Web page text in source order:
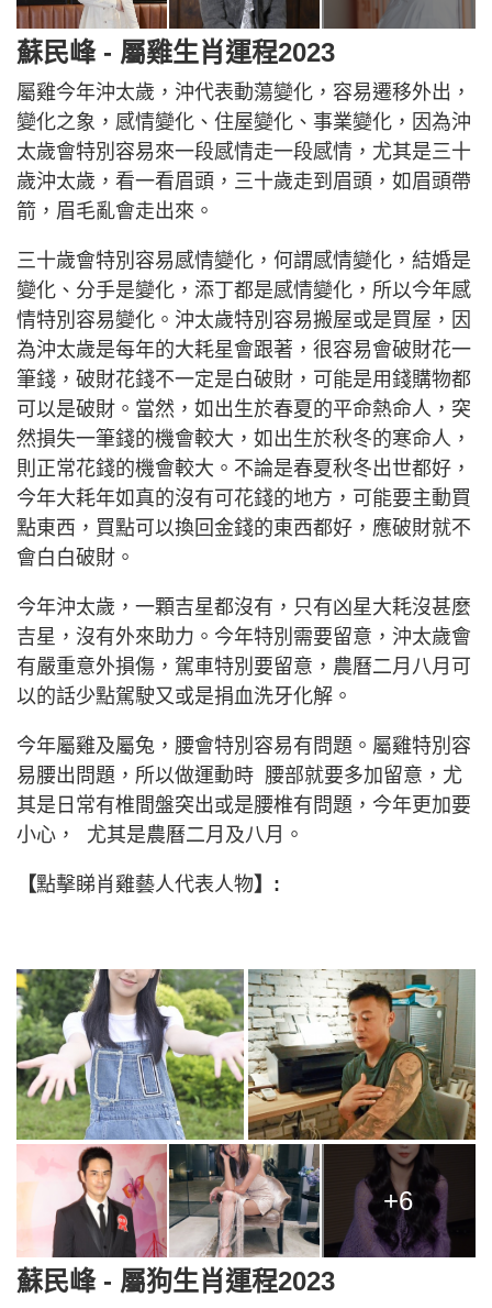
蘇民峰 - 屬雞生肖運程2023
屬雞今年沖太歲，沖代表動蕩變化，容易遷移外出，
變化之象，感情變化、住屋變化、事業變化，因為沖
太歲會特別容易來一段感情走一段感情，尤其是三十
歲沖太歲，看一看眉頭，三十歲走到眉頭，如眉頭帶
箭，眉毛亂會走出來。
三十歲會特別容易感情變化，何謂感情變化，結婚是
變化、分手是變化，添丁都是感情變化，所以今年感
情特別容易變化。沖太歲特別容易搬屋或是買屋，因
為沖太歲是每年的大耗星會跟著，很容易會破財花一
筆錢，破財花錢不一定是白破財，可能是用錢購物都
可以是破財。當然，如出生於春夏的平命熱命人，突
然損失一筆錢的機會較大，如出生於秋冬的寒命人，
則正常花錢的機會較大。不論是春夏秋冬出世都好，
今年大耗年如真的沒有可花錢的地方，可能要主動買
點東西，買點可以換回金錢的東西都好，應破財就不
會白白破財。
今年沖太歲，一顆吉星都沒有，只有凶星大耗沒甚麼
吉星，沒有外來助力。今年特別需要留意，沖太歲會
有嚴重意外損傷，駕車特別要留意，農曆二月八月可
以的話少點駕駛又或是捐血洗牙化解。
今年屬雞及屬兔，腰會特別容易有問題。屬雞特別容
易腰出問題，所以做運動時 腰部就要多加留意，尤
其是日常有椎間盤突出或是腰椎有問題，今年更加要
小心， 尤其是農曆二月及八月。
【點擊睇肖雞藝人代表人物】:
+6
蘇民峰 - 屬狗生肖運程2023